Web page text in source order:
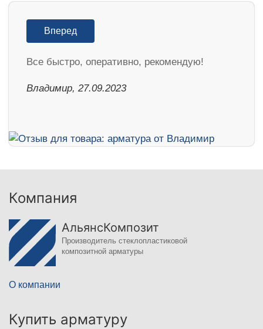
Вперед
Все быстро, оперативно, рекомендую!
Владимир, 27.09.2023
Компания
АльянсКомпозит
Производитель стеклопластиковой
композитной арматуры
О компании
Купить арматуру